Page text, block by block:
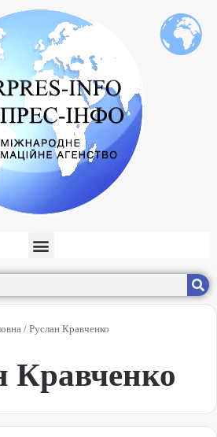
/ Руслан Кравченко
Кравченко